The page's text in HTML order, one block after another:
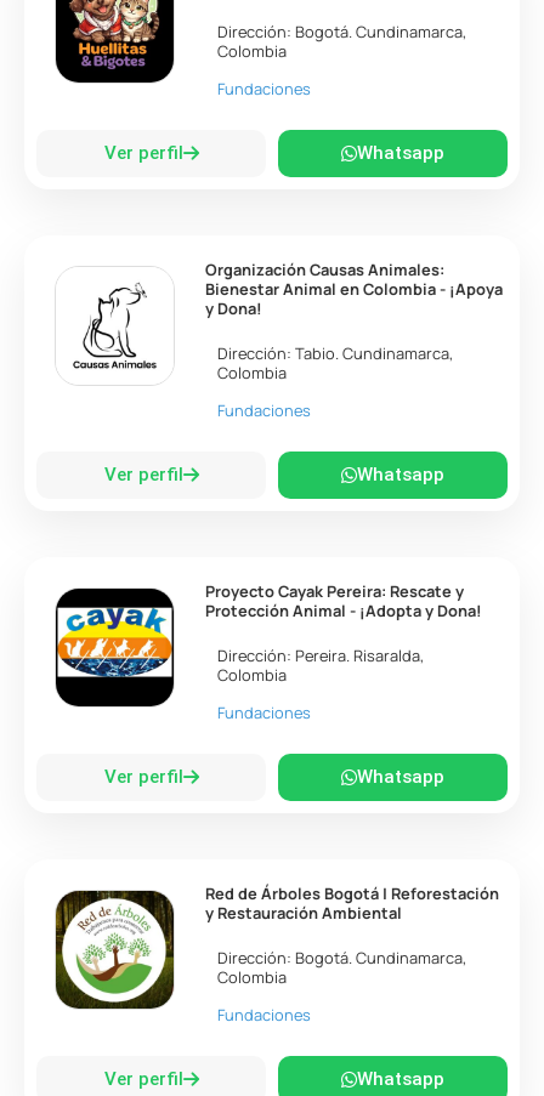
Dirección: Bogotá.Cundinamarca,
Colombia
Fundaciones
Ver perfil Whatsapp
Organización Causas Animales:
Bienestar Animal en Colombia - ¡Apoya
y Dona!
Dirección:Tabio.Cundinamarca,
Colombia
Fundaciones
Ver perfil Whatsapp
Proyecto Cayak Pereira: Rescate y
Protección Animal - ¡Adopta y Dona!
Dirección: Pereira. Risaralda,
Colombia
Fundaciones
Ver perfil Whatsapp
Red de Árboles Bogotá | Reforestación
y Restauración Ambiental
Dirección: Bogotá.Cundinamarca,
Colombia
Fundaciones
Ver perfil Whatsapp